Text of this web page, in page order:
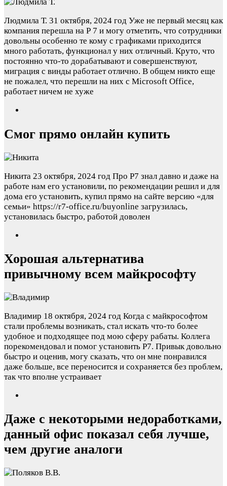
Людмила Т. 31 октября, 2024 год Уже не первый месяц как
компания перешла на Р 7 и могу отметить, что сотрудники
довольны особенно те кому с графиками приходится
много работать, функционал у них отличный. Круто, что
постоянно что-то дорабатывают и совершенствуют,
миграция с винды работает отлично. В общем никто еще
не пожалел, что перешли на них с Microsoft Office,
работает ничем не хуже
Смог прямо онлайн купить
Никита 23 октября, 2024 год Про Р7 знал давно и даже на
работе нам его установили, по рекомендации решил и для
дома его установить, купил прямо на сайте версию «для
семьи» https://r7-office.ru/buyonline загрузилась,
установилась быстро, работой доволен
Хорошая альтернатива
привычному всем майкрософту
Владимир 18 октября, 2024 год Когда с майкрософтом
стали проблемы возникать, стал искать что-то более
удобное и подходящее под мою сферу рабаты. Коллега
порекомендовал и помог установить Р7. Привык довольно
быстро и оценив, могу сказать, что он мне понравился
даже больше, все переносится и сохраняется без проблем,
так что вполне устраивает
Даже с некоторыми недоработками,
данный офис показал себя лучше,
чем другие аналоги